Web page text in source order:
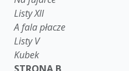
Listy XII
A fala płacze
Listy V
Kubek